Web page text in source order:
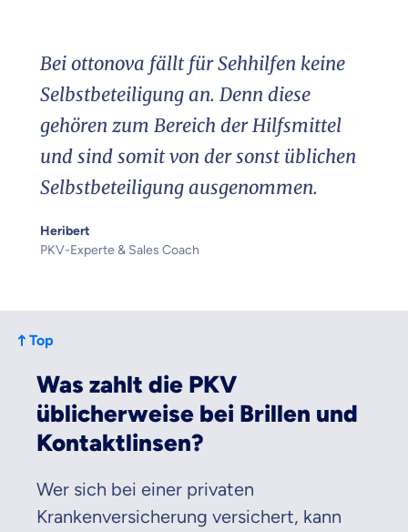
Bei ottonova fällt für Sehhilfen keine
Selbstbeteiligung an. Denn diese
gehören zum Bereich der Hilfsmittel
und sind somit von der sonst üblichen
Selbstbeteiligung ausgenommen.
Heribert
PKV-Experte & Sales Coach
Top
Was zahlt die PKV
üblicherweise bei Brillen und
Kontaktlinsen?
Wer sich bei einer privaten
Krankenversicherung versichert, kann